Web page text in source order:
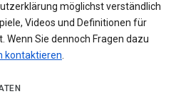
möglichst verständlich
Videos und Definitionen für
Wenn Sie dennoch Fragen dazu
kontaktieren.